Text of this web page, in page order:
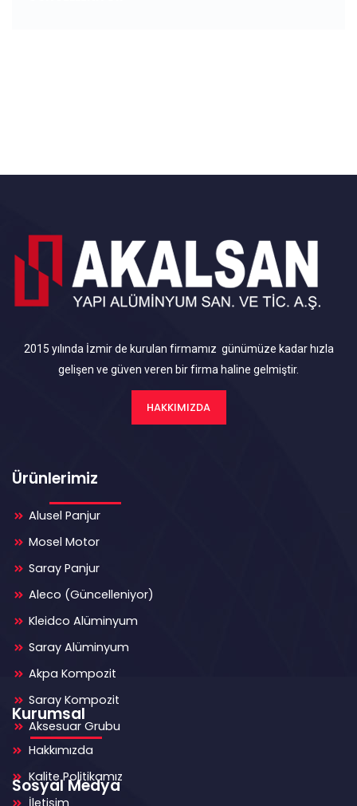
2015 yılında İzmir de kurulan firmamız günümüze kadar hızla
gelişen ve güven veren bir firma haline gelmiştir.
HAKKIMIZDA
Ürünlerimiz
Alusel Panjur
Mosel Motor
Saray Panjur
Aleco (Güncelleniyor)
Kleidco Alüminyum
Saray Alüminyum
Akpa Kompozit
Saray Kompozit
Aksesuar Grubu
Kurumsal
Hakkımızda
Kalite Politikamız
İletişim
Sosyal Medya